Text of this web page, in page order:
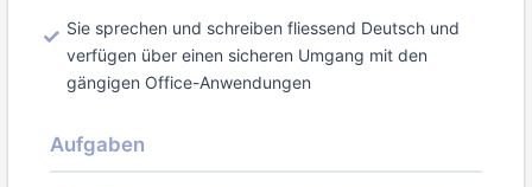
Sie sprechen und schreiben fliessend Deutsch und
verfügen über einen sicheren Umgang mit den
gängigen Office-Anwendungen
Aufgaben